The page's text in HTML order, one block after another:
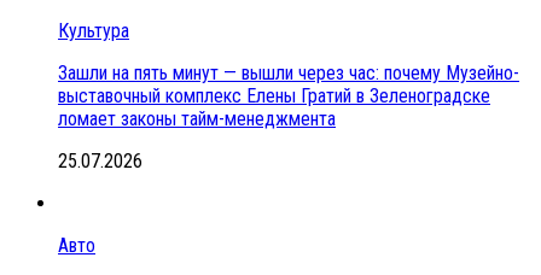
Культура
Зашли на пять минут — вышли через час: почему Музейно-
выставочный комплекс Елены Гратий в Зеленоградске
ломает законы тайм-менеджмента
25.07.2026
Авто